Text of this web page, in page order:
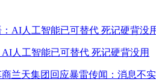
人工智能已可替代 死记硬背没用